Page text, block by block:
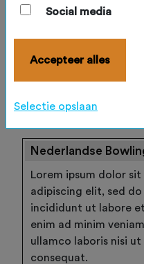
Blijf ingelogd
Wachtwoord
Nederlandse
Lorem ipsum dolor
adipiscing elit, sed
incididunt ut labore
enim ad minim
ullamco laboris nisi
consequat.
Social media
Accepteer alles
Selectie opslaan